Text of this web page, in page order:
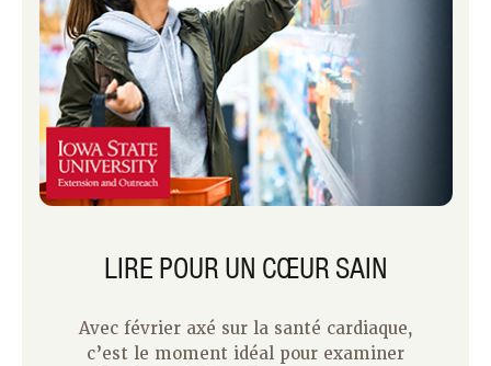
LIRE POUR UN CŒUR SAIN
Avec février axé sur la santé cardiaque,
c’est le moment idéal pour examiner